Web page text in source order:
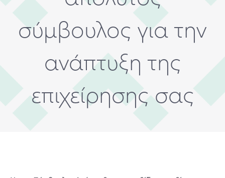
σύμβουλος για την
ανάπτυξη της
επιχείρησης σας